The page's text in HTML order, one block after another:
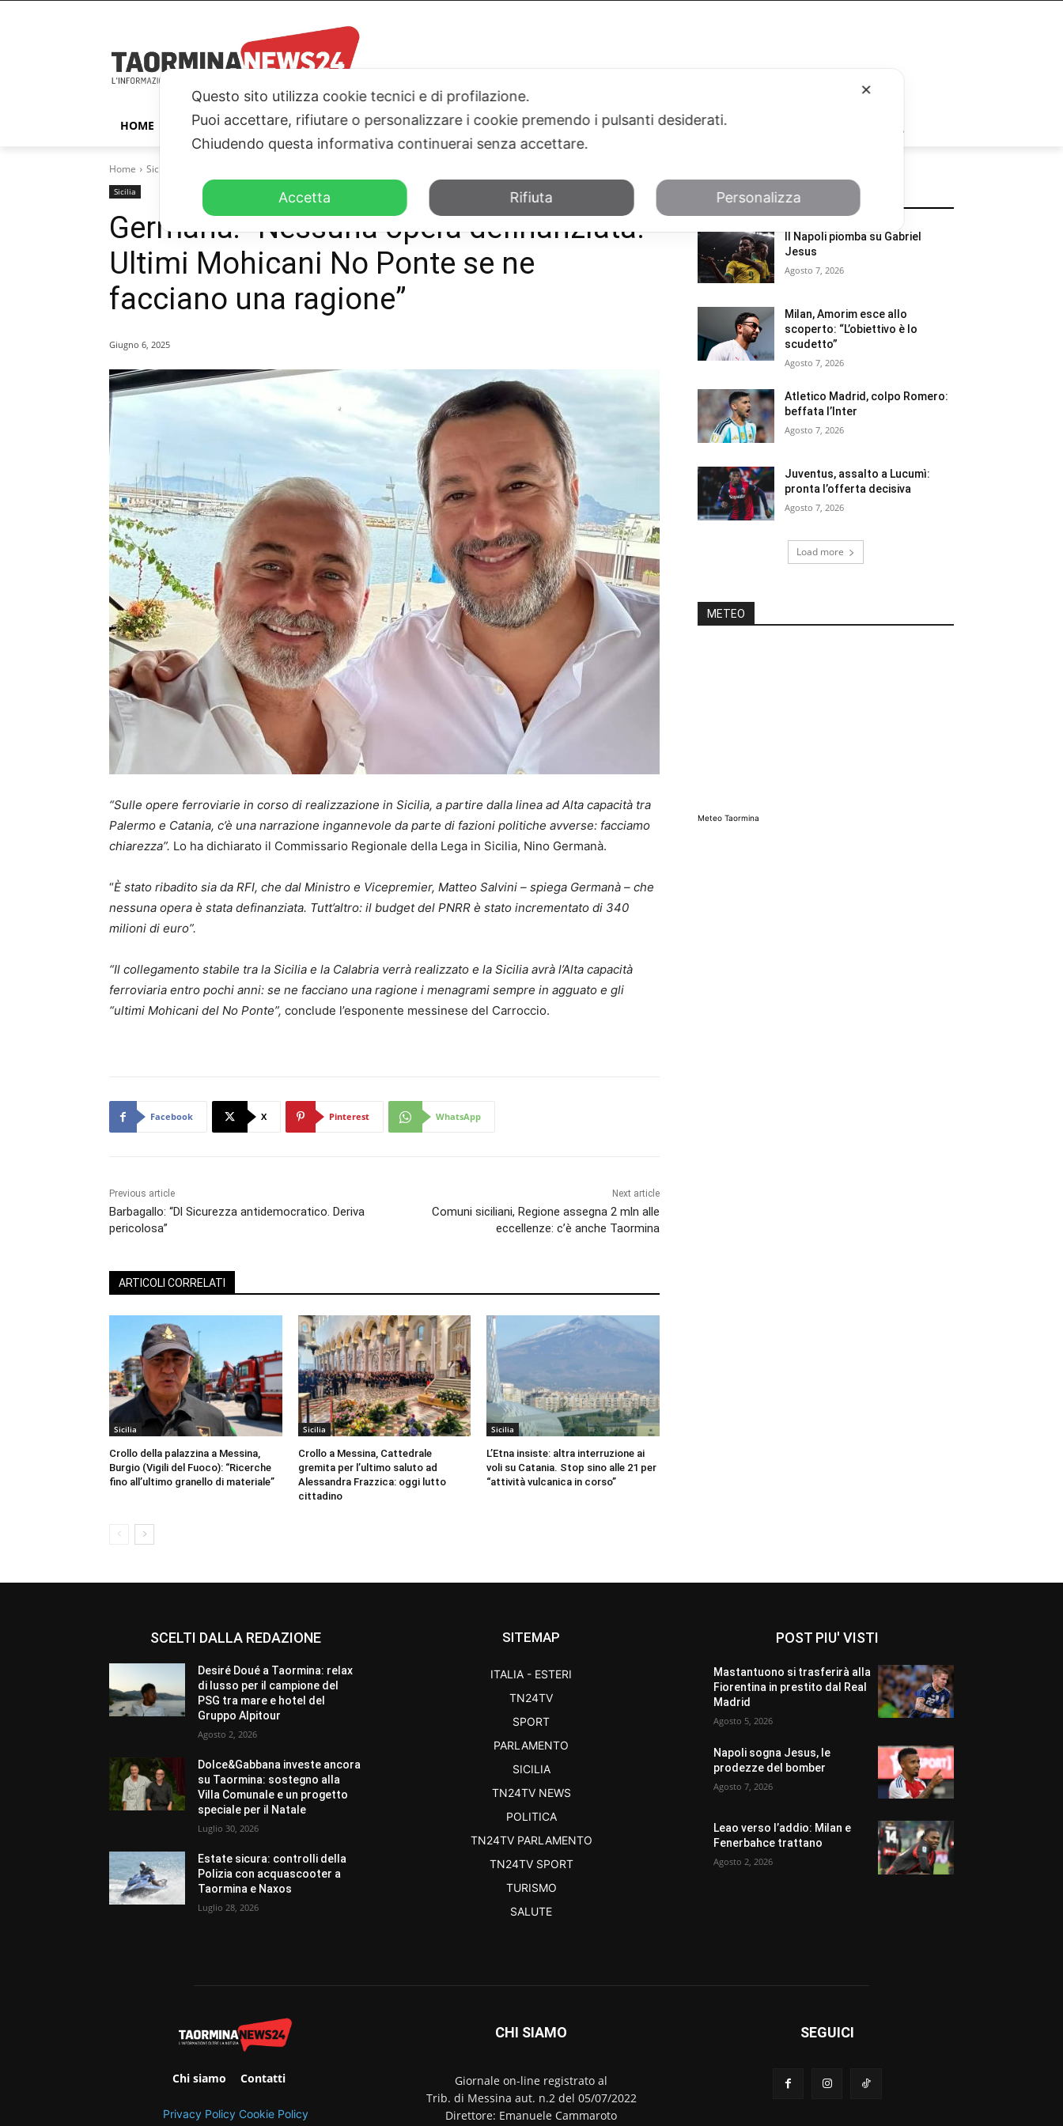
HOME TAORMINA ITALIA – ESTERI PARLAMENTO SICILIA SALUTE SPORT TN24TV
Home Sicilia
Sicilia
Germanà: “Nessuna opera definanziata.
Ultimi Mohicani No Ponte se ne
facciano una ragione”
Giugno 6, 2025
“Sulle opere ferroviarie in corso di realizzazione in Sicilia, a partire dalla linea ad Alta capacità tra
Palermo e Catania, c’è una narrazione ingannevole da parte di fazioni politiche avverse: facciamo
chiarezza”. Lo ha dichiarato il Commissario Regionale della Lega in Sicilia, Nino Germanà.
“È stato ribadito sia da RFI, che dal Ministro e Vicepremier, Matteo Salvini – spiega Germanà – che
nessuna opera è stata definanziata. Tutt’altro: il budget del PNRR è stato incrementato di 340
milioni di euro”.
“Il collegamento stabile tra la Sicilia e la Calabria verrà realizzato e la Sicilia avrà l’Alta capacità
ferroviaria entro pochi anni: se ne facciano una ragione i menagrami sempre in agguato e gli
“ultimi Mohicani del No Ponte”, conclude l’esponente messinese del Carroccio.
Facebook X Pinterest WhatsApp
Previous article
Barbagallo: “Dl Sicurezza antidemocratico. Deriva
pericolosa”
Next article
Comuni siciliani, Regione assegna 2 mln alle
eccellenze: c’è anche Taormina
ARTICOLI CORRELATI
Sicilia
Crollo della palazzina a Messina,
Burgio (Vigili del Fuoco): “Ricerche
fino all’ultimo granello di materiale”
Sicilia
Crollo a Messina, Cattedrale
gremita per l’ultimo saluto ad
Alessandra Frazzica: oggi lutto
cittadino
Sicilia
L’Etna insiste: altra interruzione ai
voli su Catania. Stop sino alle 21 per
“attività vulcanica in corso”
POTREBBE INTERESSARTI
Il Napoli piomba su Gabriel
Jesus
Agosto 7, 2026
Milan, Amorim esce allo
scoperto: “L’obiettivo è lo
scudetto”
Agosto 7, 2026
Atletico Madrid, colpo Romero:
beffata l’Inter
Agosto 7, 2026
Juventus, assalto a Lucumì:
pronta l’offerta decisiva
Agosto 7, 2026
Load more
METEO
Meteo Taormina
SCELTI DALLA REDAZIONE
Desiré Doué a Taormina: relax
di lusso per il campione del
PSG tra mare e hotel del
Gruppo Alpitour
Agosto 2, 2026
Dolce&Gabbana investe ancora
su Taormina: sostegno alla
Villa Comunale e un progetto
speciale per il Natale
Luglio 30, 2026
Estate sicura: controlli della
Polizia con acquascooter a
Taormina e Naxos
Luglio 28, 2026
SITEMAP
ITALIA - ESTERI
TN24TV
SPORT
PARLAMENTO
SICILIA
TN24TV NEWS
POLITICA
TN24TV PARLAMENTO
TN24TV SPORT
TURISMO
SALUTE
POST PIU' VISTI
Mastantuono si trasferirà alla
Fiorentina in prestito dal Real
Madrid
Agosto 5, 2026
Napoli sogna Jesus, le
prodezze del bomber
Agosto 7, 2026
Leao verso l’addio: Milan e
Fenerbahce trattano
Agosto 2, 2026
Chi siamo Contatti
Privacy Policy Cookie Policy
CHI SIAMO
Giornale on-line registrato al
Trib. di Messina aut. n.2 del 05/07/2022
Direttore: Emanuele Cammaroto
SEGUICI
✕
Questo sito utilizza cookie tecnici e di profilazione.
Puoi accettare, rifiutare o personalizzare i cookie premendo i pulsanti desiderati.
Chiudendo questa informativa continuerai senza accettare.
Accetta Rifiuta Personalizza